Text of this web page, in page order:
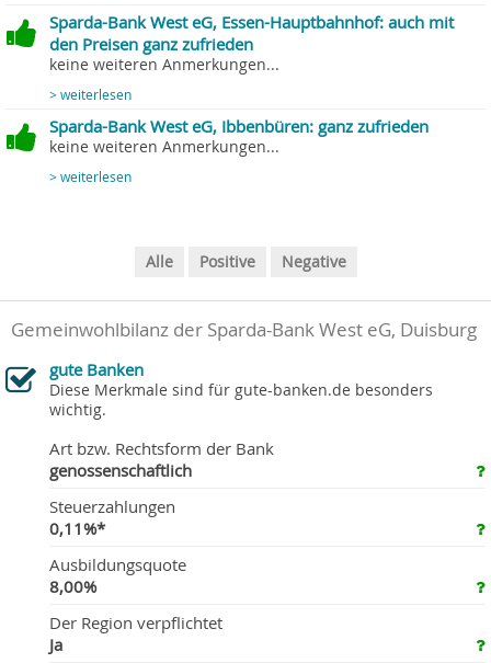
Sparda-Bank West eG, Essen-Hauptbahnhof: auch mit
den Preisen ganz zufrieden
keine weiteren Anmerkungen...
> weiterlesen
Sparda-Bank West eG, Ibbenbüren: ganz zufrieden
keine weiteren Anmerkungen...
> weiterlesen
Alle Positive Negative
Gemeinwohlbilanz der Sparda-Bank West eG, Duisburg
gute Banken
Diese Merkmale sind für gute-banken.de besonders
wichtig.
Art bzw. Rechtsform der Bank
genossenschaftlich
Steuerzahlungen
0,11%*
Ausbildungsquote
8,00%
Der Region verpflichtet
Ja